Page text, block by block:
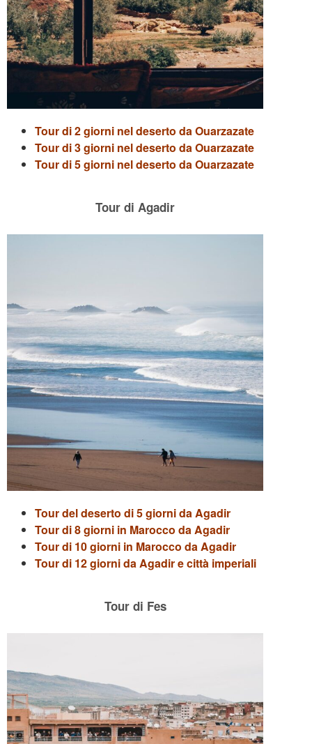
Tour di 2 giorni nel deserto da Ouarzazate
Tour di 3 giorni nel deserto da Ouarzazate
Tour di 5 giorni nel deserto da Ouarzazate
Tour di Agadir
Tour del deserto di 5 giorni da Agadir
Tour di 8 giorni in Marocco da Agadir
Tour di 10 giorni in Marocco da Agadir
Tour di 12 giorni da Agadir e città imperiali
Tour di Fes